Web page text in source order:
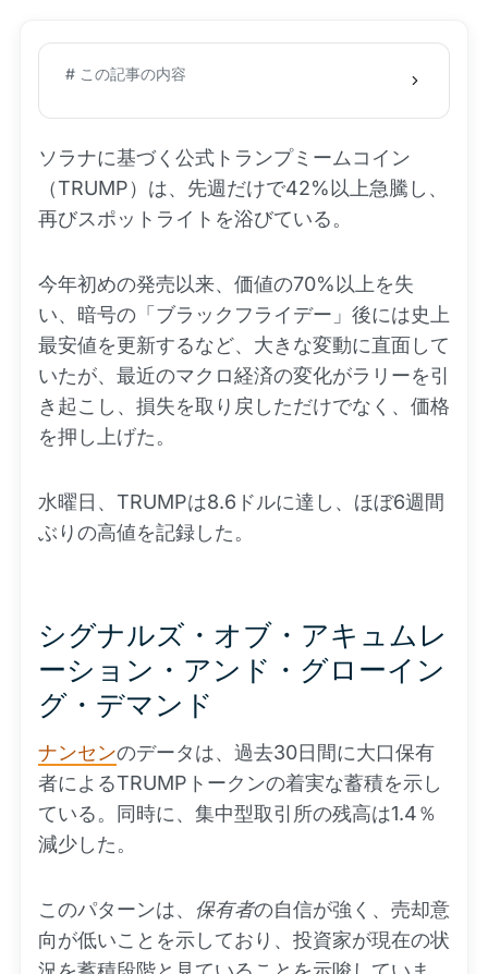
# この記事の内容
ソラナに基づく公式トランプミームコイン
（TRUMP）は、先週だけで42%以上急騰し、
再びスポットライトを浴びている。
今年初めの発売以来、価値の70%以上を失
い、暗号の「ブラックフライデー」後には史上
最安値を更新するなど、大きな変動に直面して
いたが、最近のマクロ経済の変化がラリーを引
き起こし、損失を取り戻しただけでなく、価格
を押し上げた。
水曜日、TRUMPは8.6ドルに達し、ほぼ6週間
ぶりの高値を記録した。
シグナルズ・オブ・アキュムレ
ーション・アンド・グローイン
グ・デマンド
ナンセンのデータは、過去30日間に大口保有
者によるTRUMPトークンの着実な蓄積を示し
ている。同時に、集中型取引所の残高は1.4％
減少した。
このパターンは、 保有者の自信が強く、売却意
向が低いことを示しており、投資家が現在の状